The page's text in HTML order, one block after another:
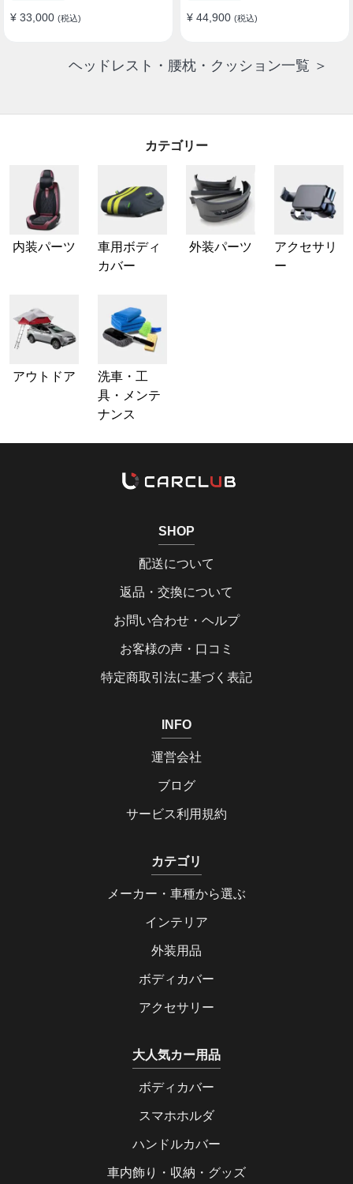
¥ 33,000 (税込) ¥ 44,900 (税込)
ヘッドレスト・腰枕・クッション一覧 ＞
カテゴリー
内装パーツ
車用ボディ
カバー
外装パーツ
アクセサリ
ー
アウトドア
洗車・工
具・メンテ
ナンス
SHOP
配送について
返品・交換について
お問い合わせ・ヘルプ
お客様の声・口コミ
特定商取引法に基づく表記
INFO
運営会社
ブログ
サービス利用規約
カテゴリ
メーカー・車種から選ぶ
インテリア
外装用品
ボディカバー
アクセサリー
大人気カー用品
ボディカバー
スマホホルダ
ハンドルカバー
車内飾り・収納・グッズ